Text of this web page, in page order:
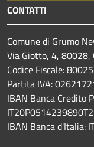
CONTATTI
Comune di Grumo
Via Giotto, 4, 80028,
Codice Fiscale:
Partita IVA:
IBAN Banca Credito
IBAN Banca d'Italia: